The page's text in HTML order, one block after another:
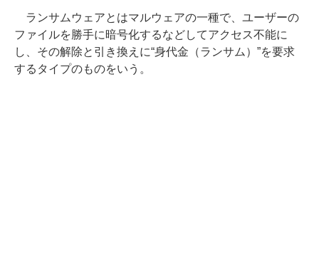
ランサムウェアとはマルウェアの一種で、ユーザーの
ファイルを勝手に暗号化するなどしてアクセス不能に
し、その解除と引き換えに“身代金（ランサム）”を要求
するタイプのものをいう。